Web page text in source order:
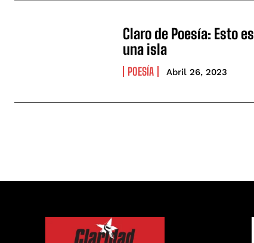
Claro de Poesía: Esto es
una isla
POESÍA Abril 26, 2023